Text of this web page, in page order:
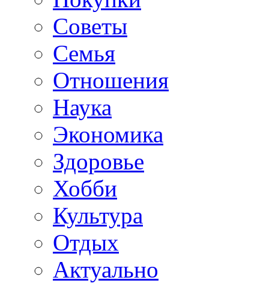
Советы
Семья
Отношения
Наука
Экономика
Здоровье
Хобби
Культура
Отдых
Актуально